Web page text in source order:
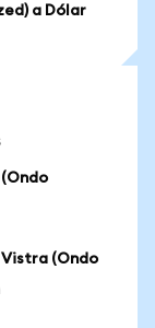
a Dólar
Vistra (Ondo